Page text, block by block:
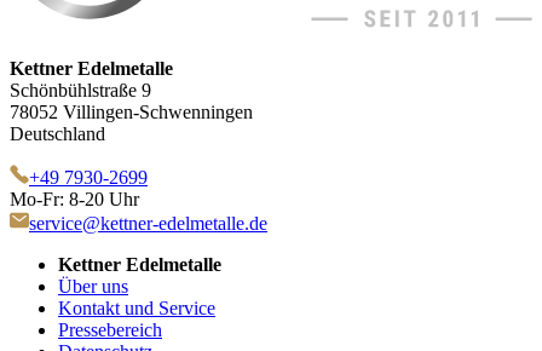
Kettner Edelmetalle
Schönbühlstraße 9
78052 Villingen-Schwenningen
Deutschland
+49 7930-2699
Mo-Fr: 8-20 Uhr
service@kettner-edelmetalle.de
Kettner Edelmetalle
Über uns
Kontakt und Service
Pressebereich